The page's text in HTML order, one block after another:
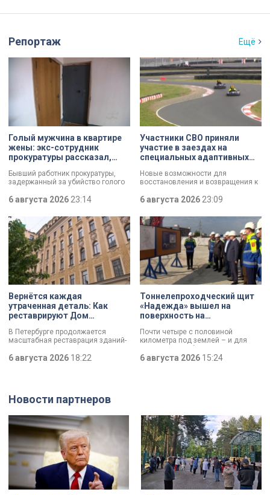
Репортаж Ещё
Голый мужчина в квартире
жены: экс-сотрудник
прокуратуры рассказал,
Бывший работник прокуратуры,
задержанный за убийство голого
которые толкнули его на страшное
преступление. Два года назад он
вынес мертвеца из дома на улице
Луначарского, выдавая
бездыханного мужчину за
изрядно перебравшего приятеля.
6 августа 2026 23:14
Участники СВО приняли
участие в заездах на
специальных адаптивных
Новые возможности для
восстановления и возвращения к
фонда «СВОй дом» в Петербурге
встретились с участниками
специальной военной операции,
которые сейчас проходят курс
реабилитации. Главным событием
дня стали заезды на специальных
адаптивных карт-машинах, где
ветераны смогли лично
протестировать технику и
почувствовать скорость.
6 августа 2026 23:09
Вернётся каждая
утраченная деталь: Как
реставрируют Дом
Святого Николая на улице
Марата
В Петербурге продолжается
масштабная реставрация зданий-
губернаторской программы.
Специалисты обновляют не
адресов сейчас — Дом
Единоверческой церкви Святого
Николая на улице Марата. Здание
XIX века, прошедшее через
несколько перестроек, сегодня
переживает второе рождение.
Жемчужина, объекта культурного
наследия — исторические часы.
Их элементы утрачены на 90%.
6 августа 2026 18:22
Тоннелепроходческий щит
«Надежда» вышел на
поверхность на
Почти четыре с половиной
километра под землей – и для
«Надежды» забрезжил свет:
проходческий щит вышел на
поверхность. О ходе работ у
6 августа 2026 15:24
Новости партнеров